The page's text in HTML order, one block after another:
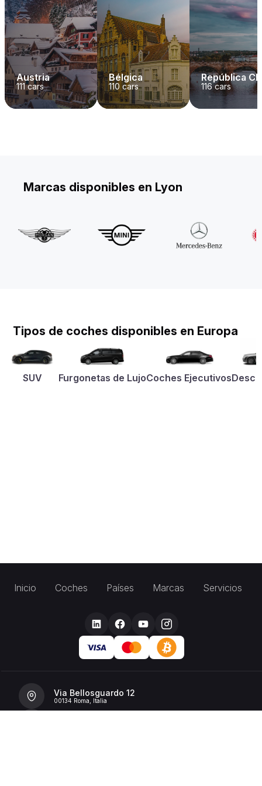
Austria
111cars
Bélgica
110 cars
República
116cars
Marcas disponibles en Lyon
Tipos de coches disponibles en Europa
SUV Furgonetas de LujoCoches Ejecutivos
Inicio Coches Países Marcas Servicios
Via Bellosguardo 12
00134 Roma, Italia